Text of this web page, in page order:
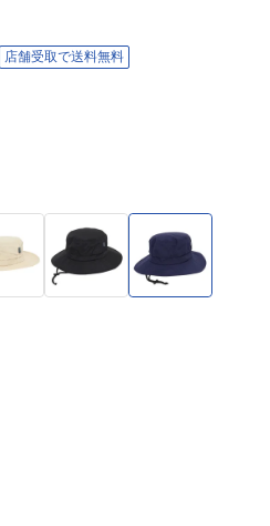
店舗受取で送料無料